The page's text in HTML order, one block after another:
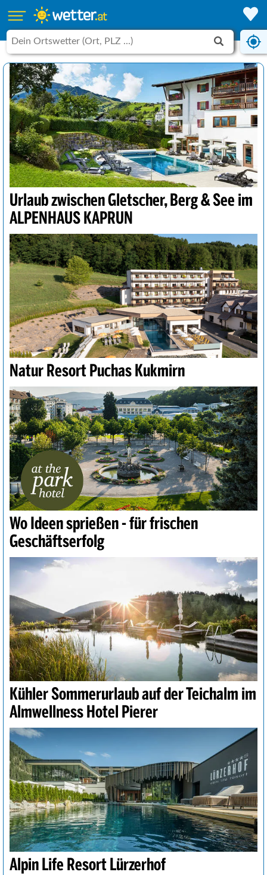
Urlaub zwischen Gletscher, Berg & See im
ALPENHAUS KAPRUN
Natur Resort Puchas Kukmirn
Wo Ideen sprießen - für frischen
Geschäftserfolg
Kühler Sommerurlaub auf der Teichalm im
Almwellness Hotel Pierer
Alpin Life Resort Lürzerhof